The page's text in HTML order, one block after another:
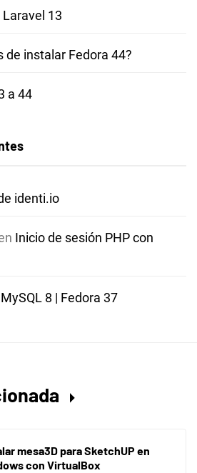
Laravel 13
de instalar Fedora 44?
a 44
identi.io
Inicio de sesión PHP con
8 | Fedora 37
mesa3D para SketchUP en
con VirtualBox